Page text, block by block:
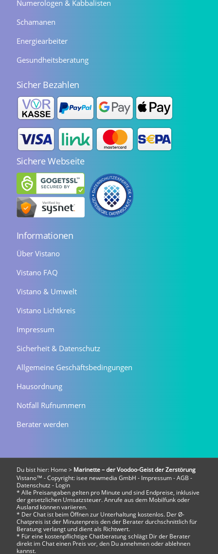
Numerologen & Kabbalisten
Schamanen
Energiearbeiter
Gesundheitsberatung
Sicher Bezahlen
Sichere Webseite
Informationen
Über Vistano
Vistano FAQ
Vistano & Umwelt
Vistano Lichtkreis
Impressum
Sicherheit & Datenschutz
Allgemeine Geschäftsbedingungen
Hausordnung
Notfall Rufnummern
Berater werden
Du bist hier: Home > Marinette – der Voodoo-Geist der Zerstörung
Vistano™ - Copyright: isee newmedia GmbH - Impressum-AGB -
Datenschutz - Login
* Alle Preisangaben gelten pro Minute und sind Endpreise, inklusive
der gesetzlichen Umsatzsteuer. Anrufe aus dem Mobilfunk oder
Ausland können variieren.
* Der Chat ist beim Öffnen zur Unterhaltung kostenlos. Der Ø-
Chatpreis ist der Minutenpreis den der Berater durchschnittlich für
Beratung verlangt und dient als Richtwert.
* Für eine kostenpflichtige Chatberatung schlägt Dir der Berater
direkt im Chat einen Preis vor, den Du annehmen oder ablehnen
kannst.